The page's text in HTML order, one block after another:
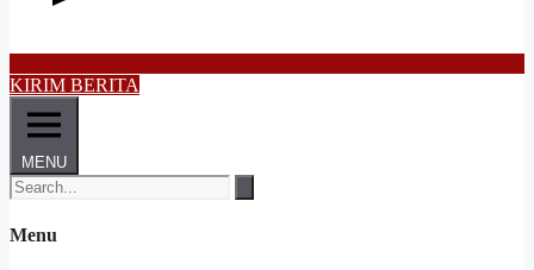
KIRIM BERITA
MENU
Menu